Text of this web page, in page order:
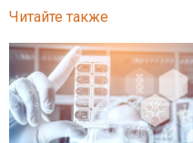
Читайте также